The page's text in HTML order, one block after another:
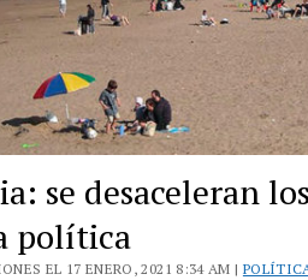
se desaceleran
política
EL 17 ENERO, 2021 8:34 AM |